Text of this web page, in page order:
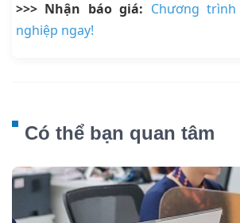
>>> Nhận báo giá: Chương
nghiệp ngay!
Có thể bạn quan tâm